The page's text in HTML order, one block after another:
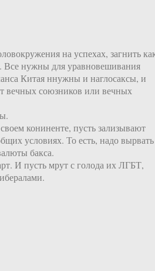
на успехах, загнить
Все нужны для уравновешивания
Китая ннужны и наглосаксы, и
вечных союзников или вечных
кониненте, пусть зализывают
условиях. То есть, надо вырвать
бакса.
И пусть мрут с голода их ЛГБТ,